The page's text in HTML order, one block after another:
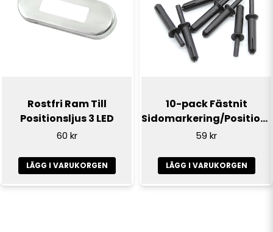
Rostfri Ram Till
Positionsljus 3 LED
60 kr
LÄGG I VARUKORGEN
10-pack Fästnit
Sidomarkering/Positionsljus
59 kr
LÄGG I VARUKORGEN